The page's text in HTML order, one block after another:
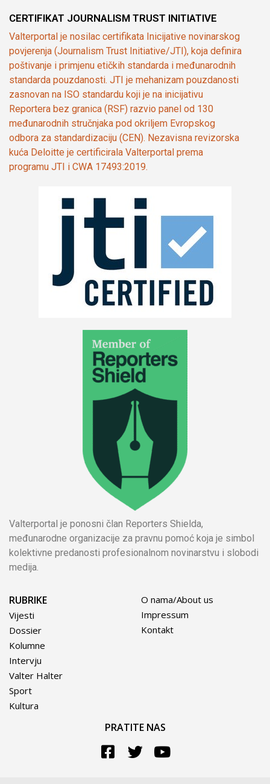
CERTIFIKAT JOURNALISM TRUST INITIATIVE
Valterportal je nosilac certifikata Inicijative novinarskog
povjerenja (Journalism Trust Initiative/JTI), koja definira
poštivanje i primjenu etičkih standarda i međunarodnih
standarda pouzdanosti. JTI je mehanizam pouzdanosti
zasnovan na ISO standardu koji je na inicijativu
Reportera bez granica (RSF) razvio panel od 130
međunarodnih stručnjaka pod okriljem Evropskog
odbora za standardizaciju (CEN). Nezavisna revizorska
kuća Deloitte je certificirala Valterportal prema
programu JTI i CWA 17493:2019.
Valterportal je ponosni član Reporters Shielda,
međunarodne organizacije za pravnu pomoć koja je simbol
kolektivne predanosti profesionalnom novinarstvu i slobodi
medija.
RUBRIKE
Vijesti
Dossier
Kolumne
Intervju
Valter Halter
Sport
Kultura
O nama/About us
Impressum
Kontakt
PRATITE NAS